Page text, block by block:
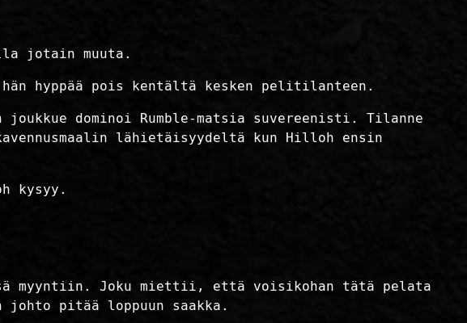
jotain muuta.
hyppää pois kentältä kesken pelitilanteen.
dominoi Rumble-matsia suvereenisti. Tilanne
lähietäisyydeltä kun Hilloh ensin
kysyy.
myyntiin. Joku miettii, että voisikohan tätä pelata
johto pitää loppuun saakka.